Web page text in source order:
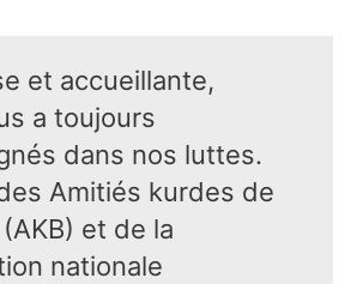
et accueillante,
a toujours
dans nos luttes.
Amitiés kurdes de
et de la
nationale